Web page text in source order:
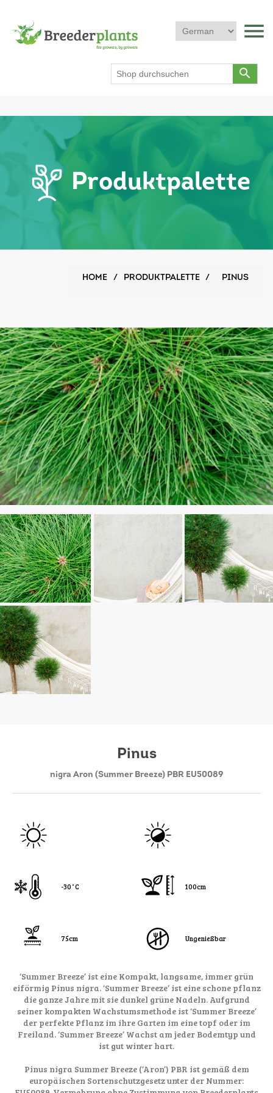
menu
search
Produktpalette
HOME / PRODUKTPALETTE / PINUS
Pinus
nigra Aron (Summer Breeze) PBR EU50089
-30˚C 100cm
75cm Ungenießbar
‘Summer Breeze’ ist eine Kompakt, langsame, immer grün
eiförmig Pinus nigra. ‘Summer Breeze’ ist eine schone pflanz
die ganze Jahre mit sie dunkel grüne Nadeln. Aufgrund
seiner kompakten Wachstumsmethode ist ‘Summer Breeze’
der perfekte Pflanz im ihre Garten im eine topf oder im
Freiland. ‘Summer Breeze’ Wachst am jeder Bodemtyp und
ist gut winter hart.
Pinus nigra Summer Breeze (‘Aron’) PBR ist gemäß dem
europäischen Sortenschutzgesetz unter der Nummer: